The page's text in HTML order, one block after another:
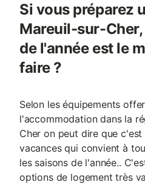
Si vous préparez
Mareuil-sur-
de l'année est le
faire ?
Selon les équipements
l'accommodation dans la
Cher on peut dire que
vacances qui convient à
les saisons de l'année..
options de logement très